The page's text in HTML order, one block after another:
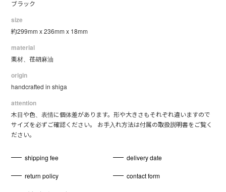
ブラック
size
約299mm x 236mm x 18mm
material
栗材、荏胡麻油
origin
handcrafted in shiga
attention
木目や色、表情に個体差があります。形や大きさもそれぞれ違いますので
サイズを必ずご確認ください。 お手入れ方法は付属の取扱説明書をご覧く
ださい。
shipping fee delivery date
return policy contact form